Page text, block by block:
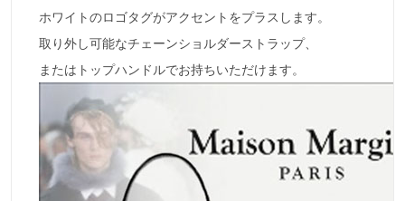
ホワイトのロゴタグがアクセントをプラスします。
取り外し可能なチェーンショルダーストラップ、
またはトップハンドルでお持ちいただけます。